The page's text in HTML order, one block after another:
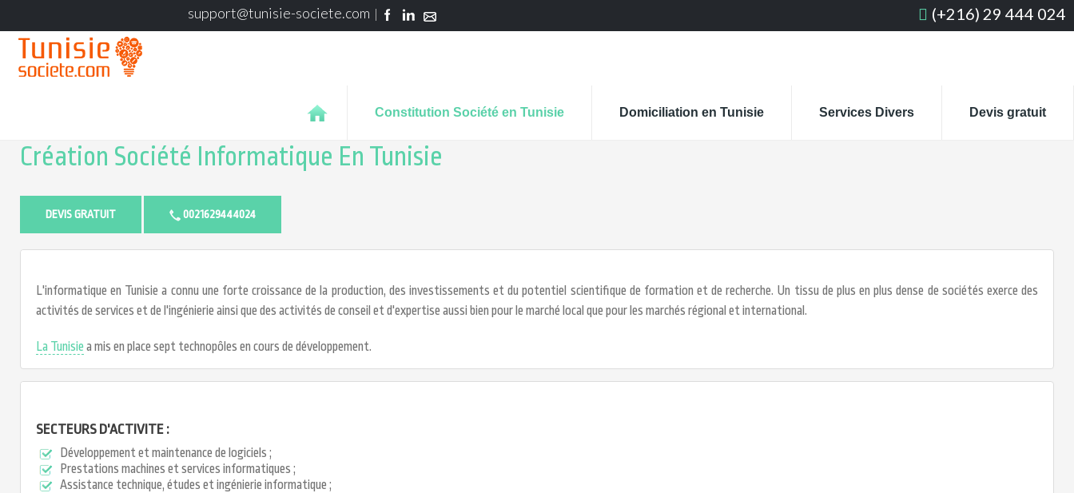
support@tunisie-societe.com (+216) 29 444 024
Constitution Société en Tunisie Domiciliation en Tunisie Services Divers Devis gratuit
Création Société Informatique En Tunisie
DEVIS GRATUIT 0021629444024
L'informatique en Tunisie a connu une forte croissance de la production, des investissements et du potentiel scientifique de formation et de recherche. Un tissu de plus en plus dense de sociétés exerce des
activités de services et de l'ingénierie ainsi que des activités de conseil et d'expertise aussi bien pour le marché local que pour les marchés régional et international.
La Tunisie a mis en place sept technopôles en cours de développement.
SECTEURS D'ACTIVITE :
Développement et maintenance de logiciels ;
Prestations machines et services informatiques ;
Assistance technique, études et ingénierie informatique ;